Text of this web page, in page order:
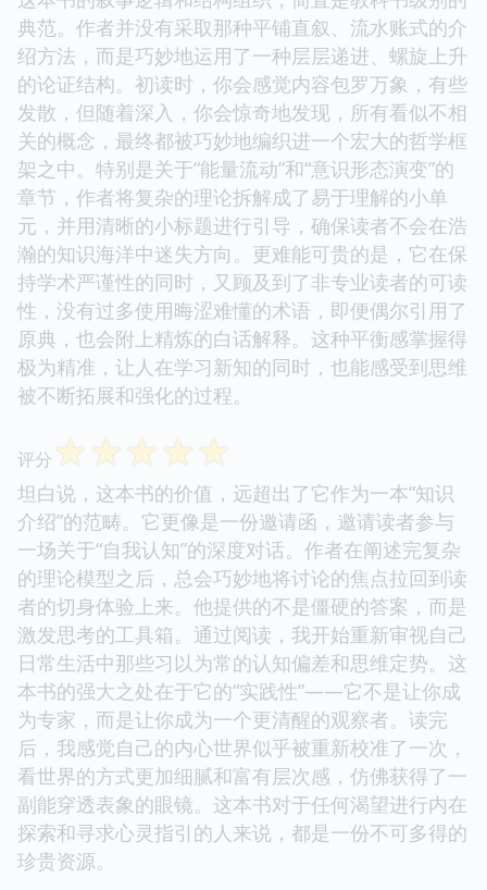
典范。作者并没有采取那种平铺直叙、流水账式的介
绍方法，而是巧妙地运用了一种层层递进、螺旋上升
的论证结构。初读时，你会感觉内容包罗万象，有些
发散，但随着深入，你会惊奇地发现，所有看似不相
关的概念，最终都被巧妙地编织进一个宏大的哲学框
架之中。特别是关于“能量流动”和“意识形态演变”的
章节，作者将复杂的理论拆解成了易于理解的小单
元，并用清晰的小标题进行引导，确保读者不会在浩
瀚的知识海洋中迷失方向。更难能可贵的是，它在保
持学术严谨性的同时，又顾及到了非专业读者的可读
性，没有过多使用晦涩难懂的术语，即便偶尔引用了
原典，也会附上精炼的白话解释。这种平衡感掌握得
极为精准，让人在学习新知的同时，也能感受到思维
被不断拓展和强化的过程。
评分 ☆☆☆☆☆
坦白说，这本书的价值，远超出了它作为一本“知识
介绍”的范畴。它更像是一份邀请函，邀请读者参与
一场关于“自我认知”的深度对话。作者在阐述完复杂
的理论模型之后，总会巧妙地将讨论的焦点拉回到读
者的切身体验上来。他提供的不是僵硬的答案，而是
激发思考的工具箱。通过阅读，我开始重新审视自己
日常生活中那些习以为常的认知偏差和思维定势。这
本书的强大之处在于它的“实践性”——它不是让你成
为专家，而是让你成为一个更清醒的观察者。读完
后，我感觉自己的内心世界似乎被重新校准了一次，
看世界的方式更加细腻和富有层次感，仿佛获得了一
副能穿透表象的眼镜。这本书对于任何渴望进行内在
探索和寻求心灵指引的人来说，都是一份不可多得的
珍贵资源。